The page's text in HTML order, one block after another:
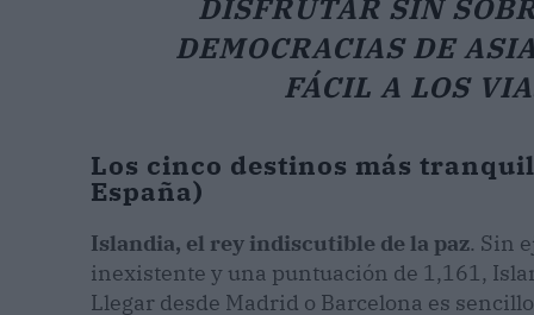
DISFRUTAR SIN
DEMOCRACIAS DE
FÁCIL A LOS
Los cinco destinos más
España)
Islandia, el rey indiscutible de la paz. Sin
inexistente y una puntuación de 1,161,
Llegar desde Madrid o Barcelona es